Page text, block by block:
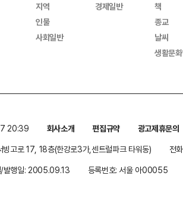
지역
인물
사회일반
경제일반
책
종교
날씨
생활문
20:39 회사소개 편집규약
광고제휴문의
빙고로 17, 18층(한강로3가,센트럴파크 타워동)
전
/발행일: 2005.09.13 등록번호: 서울 아00055